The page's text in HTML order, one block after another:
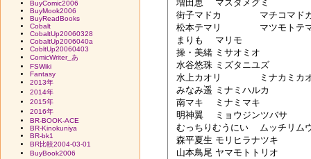
増田恵	マスダメグミ
街子マドカ	マチコマドカ
松本テマリ	マツモトテマリ
まりも	マリモ
操・美緒	ミサオミオ
水谷悠珠	ミズタニユズ
水上カオリ	ミナカミカオリ
みなみ遥	ミナミハルカ
南マキ	ミナミマキ
明神翼	ミョウジンツバサ
むっちりむうにい	ムッチリムウニイ
森平夏生	モリヒラナツキ
山本鳥尾	ヤマモトトリオ
BuyComic2006
BuyMook2006
BuyReadBooks
Cobalt
CobaltUp20060328
CobaltUp2006040a
CobltUp20060403
ComicWriter_あ
FSWiki
Fantasy
2013年
2014年
2015年
2016年
BR-BOOK-ACE
BR-Kinokuniya
BR-bk1
BR比較2004-03-01
BuyBook2006